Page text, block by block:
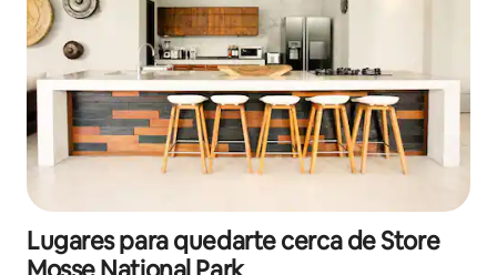
Lugares para quedarte cerca de Store